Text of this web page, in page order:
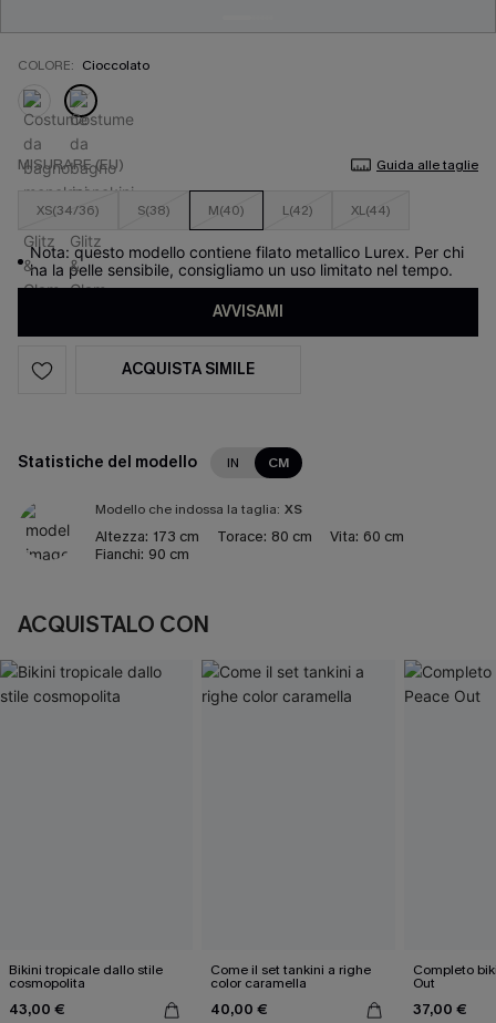
COLORE: Cioccolato
MISURARE (EU) Guida alle taglie
XS(34/36) S(38) M(40) L(42) XL(44)
Nota: questo modello contiene filato metallico Lurex. Per chi
ha la pelle sensibile, consigliamo un uso limitato nel tempo.
AVVISAMI
ACQUISTA SIMILE
Statistiche del modello IN CM
Modello che indossa la taglia: XS
Altezza: 173 cm Torace: 80 cm Vita: 60 cm
Fianchi: 90 cm
ACQUISTALO CON
Bikini tropicale dallo stile
cosmopolita
43,00 €
Come il set tankini a righe
color caramella
40,00 €
Completo
Out
37,00 €